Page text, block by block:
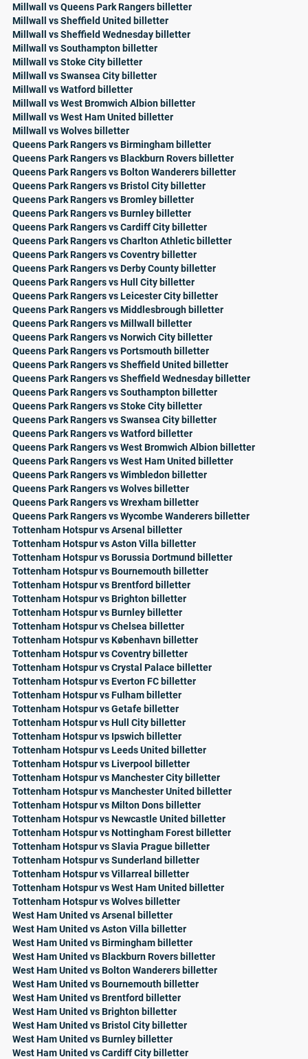
Millwall vs Queens Park Rangers billetter
Millwall vs Sheffield United billetter
Millwall vs Sheffield Wednesday billetter
Millwall vs Southampton billetter
Millwall vs Stoke City billetter
Millwall vs Swansea City billetter
Millwall vs Watford billetter
Millwall vs West Bromwich Albion billetter
Millwall vs West Ham United billetter
Millwall vs Wolves billetter
Queens Park Rangers vs Birmingham billetter
Queens Park Rangers vs Blackburn Rovers billetter
Queens Park Rangers vs Bolton Wanderers billetter
Queens Park Rangers vs Bristol City billetter
Queens Park Rangers vs Bromley billetter
Queens Park Rangers vs Burnley billetter
Queens Park Rangers vs Cardiff City billetter
Queens Park Rangers vs Charlton Athletic billetter
Queens Park Rangers vs Coventry billetter
Queens Park Rangers vs Derby County billetter
Queens Park Rangers vs Hull City billetter
Queens Park Rangers vs Leicester City billetter
Queens Park Rangers vs Middlesbrough billetter
Queens Park Rangers vs Millwall billetter
Queens Park Rangers vs Norwich City billetter
Queens Park Rangers vs Portsmouth billetter
Queens Park Rangers vs Sheffield United billetter
Queens Park Rangers vs Sheffield Wednesday billetter
Queens Park Rangers vs Southampton billetter
Queens Park Rangers vs Stoke City billetter
Queens Park Rangers vs Swansea City billetter
Queens Park Rangers vs Watford billetter
Queens Park Rangers vs West Bromwich Albion billetter
Queens Park Rangers vs West Ham United billetter
Queens Park Rangers vs Wimbledon billetter
Queens Park Rangers vs Wolves billetter
Queens Park Rangers vs Wrexham billetter
Queens Park Rangers vs Wycombe Wanderers billetter
Tottenham Hotspur vs Arsenal billetter
Tottenham Hotspur vs Aston Villa billetter
Tottenham Hotspur vs Borussia Dortmund billetter
Tottenham Hotspur vs Bournemouth billetter
Tottenham Hotspur vs Brentford billetter
Tottenham Hotspur vs Brighton billetter
Tottenham Hotspur vs Burnley billetter
Tottenham Hotspur vs Chelsea billetter
Tottenham Hotspur vs København billetter
Tottenham Hotspur vs Coventry billetter
Tottenham Hotspur vs Crystal Palace billetter
Tottenham Hotspur vs Everton FC billetter
Tottenham Hotspur vs Fulham billetter
Tottenham Hotspur vs Getafe billetter
Tottenham Hotspur vs Hull City billetter
Tottenham Hotspur vs Ipswich billetter
Tottenham Hotspur vs Leeds United billetter
Tottenham Hotspur vs Liverpool billetter
Tottenham Hotspur vs Manchester City billetter
Tottenham Hotspur vs Manchester United billetter
Tottenham Hotspur vs Milton Dons billetter
Tottenham Hotspur vs Newcastle United billetter
Tottenham Hotspur vs Nottingham Forest billetter
Tottenham Hotspur vs Slavia Prague billetter
Tottenham Hotspur vs Sunderland billetter
Tottenham Hotspur vs Villarreal billetter
Tottenham Hotspur vs West Ham United billetter
Tottenham Hotspur vs Wolves billetter
West Ham United vs Arsenal billetter
West Ham United vs Aston Villa billetter
West Ham United vs Birmingham billetter
West Ham United vs Blackburn Rovers billetter
West Ham United vs Bolton Wanderers billetter
West Ham United vs Bournemouth billetter
West Ham United vs Brentford billetter
West Ham United vs Brighton billetter
West Ham United vs Bristol City billetter
West Ham United vs Burnley billetter
West Ham United vs Cardiff City billetter